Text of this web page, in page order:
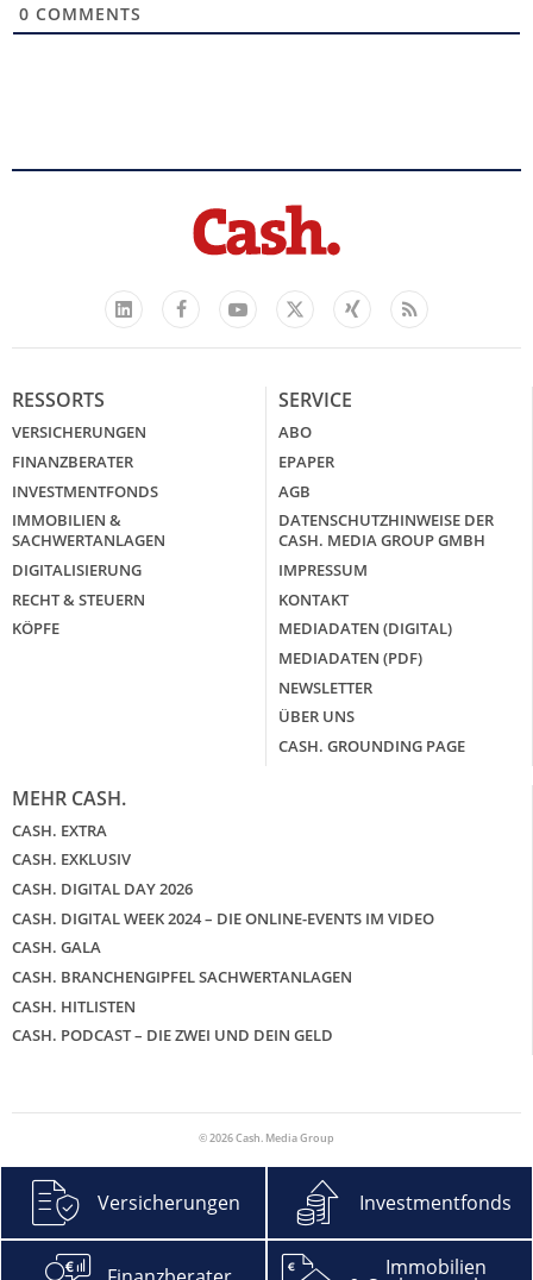
0 COMMENTS
LinkedIn
FacebookYouTube
X
Xing Feed
RESSORTS
VERSICHERUNGEN
FINANZBERATER
INVESTMENTFONDS
IMMOBILIEN &
SACHWERTANLAGEN
DIGITALISIERUNG
RECHT & STEUERN
KÖPFE
SERVICE
ABO
EPAPER
AGB
DATENSCHUTZHINWEISE DER
CASH. MEDIA GROUP GMBH
IMPRESSUM
KONTAKT
MEDIADATEN (DIGITAL)
MEDIADATEN (PDF)
NEWSLETTER
ÜBER UNS
CASH. GROUNDING PAGE
MEHR CASH.
CASH. EXTRA
CASH. EXKLUSIV
CASH. DIGITAL DAY 2026
CASH. DIGITAL WEEK 2024 – DIE ONLINE-EVENTS IM VIDEO
CASH. GALA
CASH. BRANCHENGIPFEL SACHWERTANLAGEN
CASH. HITLISTEN
CASH. PODCAST – DIE ZWEI UND DEIN GELD
© 2026 Cash. Media Group
Versicherungen Investmentfonds
Immobilien